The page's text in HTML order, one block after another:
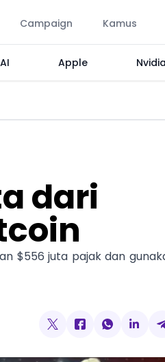
Campaign Kamus
Apple Nvidia
dari
$556 juta pajak dan